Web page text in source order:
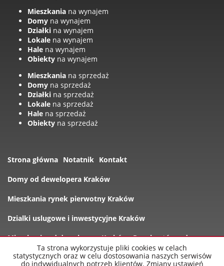
Mieszkania na wynajem
Domy na wynajem
Działki na wynajem
Lokale na wynajem
Hale na wynajem
Obiekty na wynajem
Mieszkania na sprzedaż
Domy na sprzedaż
Działki na sprzedaż
Lokale na sprzedaż
Hale na sprzedaż
Obiekty na sprzedaż
Strona główna Notatnik Kontakt
Domy od dewelopera Kraków
Mieszkania rynek pierwotny Kraków
Dzialki uslugowe i inwestycyjne Kraków
Mieszkania od dewelopera Kraków Rynek wtórny domy
Oferty
Ta strona wykorzystuje pliki cookies w celach
statystycznych oraz w celu dostosowania naszych serwisów
do indywidualnych potrzeb klientów. Zmiany ustawień